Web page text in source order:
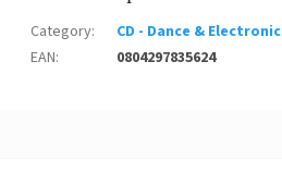
Category:
CD - Dance & Electronic
EAN: 0804297835624